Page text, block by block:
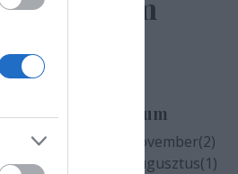
Archívum
2020 november(2)
2020 augusztus(1)